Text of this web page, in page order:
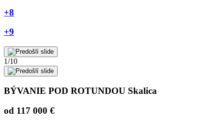
+8
+9
1/10
BÝVANIE POD ROTUNDOU Skalica
od 117 000 €